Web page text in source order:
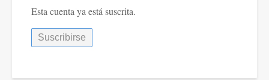
Esta cuenta ya está suscrita.